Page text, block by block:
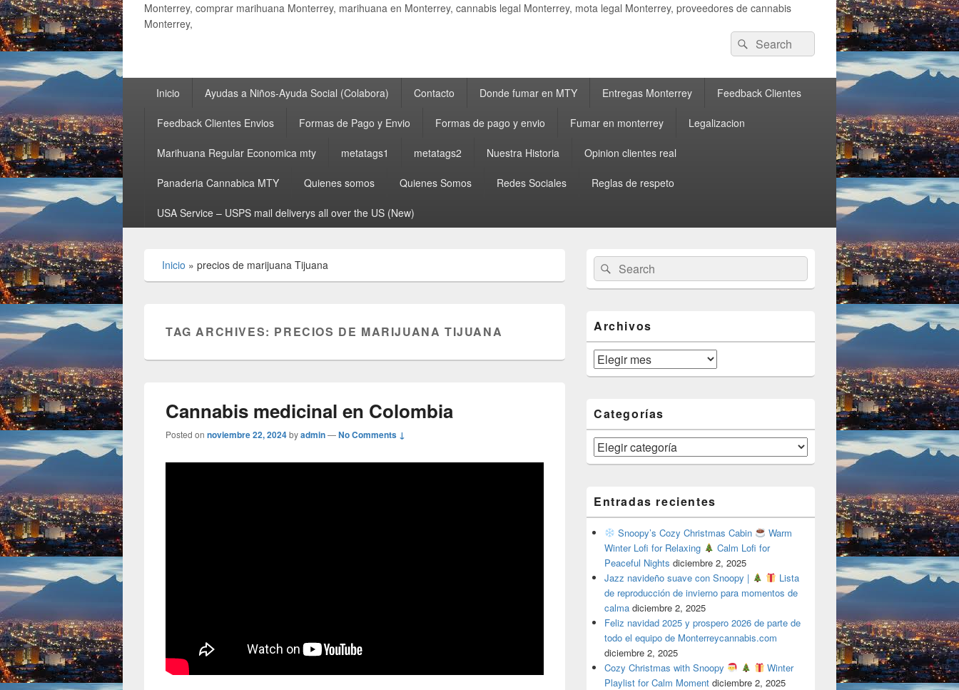
Monterrey, comprar marihuana Monterrey, marihuana en Monterrey, cannabis legal Monterrey, mota legal Monterrey, proveedores de cannabis
Monterrey,
Search
for:
Search
Inicio Ayudas a Niños-Ayuda Social (Colabora) Contacto Donde fumar en MTY Entregas Monterrey Feedback Clientes
Feedback Clientes Envios Formas de Pago y Envio Formas de pago y envio Fumar en monterrey Legalizacion
Marihuana Regular Economica mty metatags1 metatags2 Nuestra Historia Opinion clientes real
Panaderia Cannabica MTY Quienes somos Quienes Somos Redes Sociales Reglas de respeto
USA Service – USPS mail deliverys all over the US (New)
Inicio » precios de marijuana Tijuana
TAG ARCHIVES: PRECIOS DE MARIJUANA TIJUANA
Cannabis medicinal en Colombia
Posted on noviembre 22, 2024byadmin—No Comments ↓
Primary
Sidebar
Widget
Area
Search
for:
Search
Archivos
Archivos
Categorías
Categorías
Entradas recientes
Snoopy’s Cozy Christmas Cabin
Warm
Winter Lofi for Relaxing
Calm Lofi for
Peaceful Nights diciembre 2, 2025
Jazz navideño suave con Snoopy |
Lista
de reproducción de invierno para momentos de
calma diciembre 2, 2025
Feliz navidad 2025 y prospero 2026 de parte de
todo el equipo de Monterreycannabis.com
diciembre 2, 2025
Cozy Christmas with Snoopy
Winter
Playlist for Calm Moment diciembre 2, 2025